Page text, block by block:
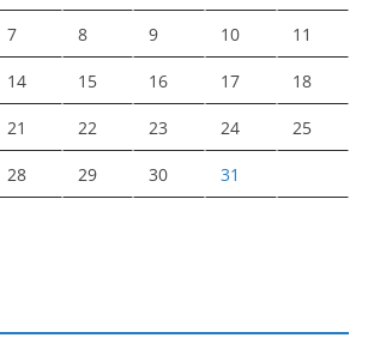
7 8 9 10 11
14 15 16 17 18
21 22 23 24 25
28 29 30 31